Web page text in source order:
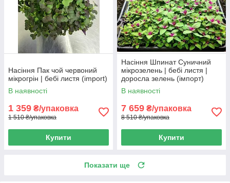
Насіння Пак чой червоний
мікрогрін | бебі листя (import)
В наявності
1 359 ₴/упаковка
1 510 ₴/упаковка
Купити
Насіння Шпинат Суничний
мікрозелень | бебі листя |
доросла зелень (імпорт)
В наявності
7 659 ₴/упаковка
8 510 ₴/упаковка
Купити
Показати ще